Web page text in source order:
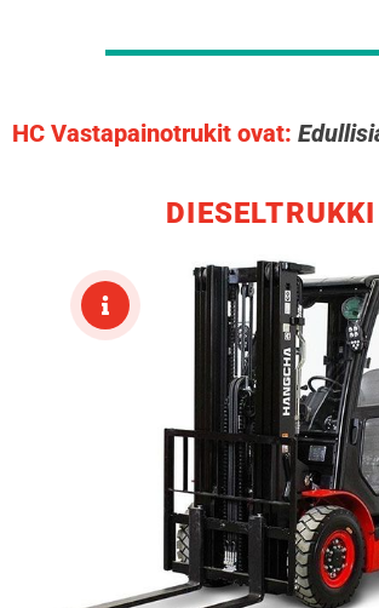
HC Vastapainotrukit ovat: